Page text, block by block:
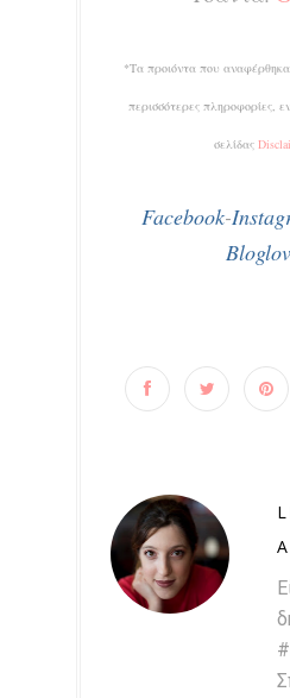
*Τα προιόντα που
περισσότερες πληροφορίες,
σελίδας
Facebook-